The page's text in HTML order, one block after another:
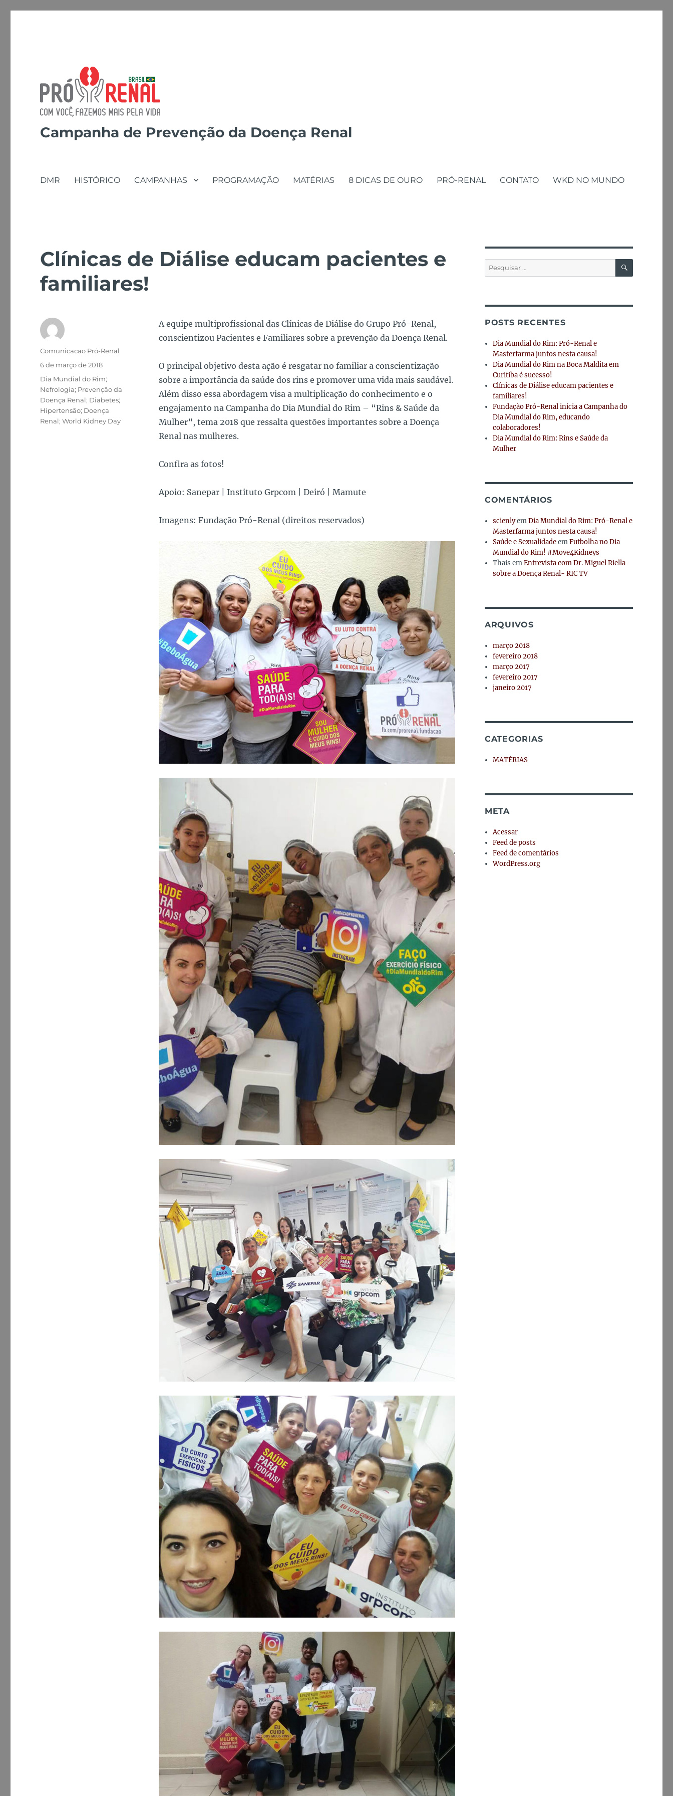
Campanha de Prevenção da Doença Renal
DMR HISTÓRICO CAMPANHAS PROGRAMAÇÃO MATÉRIAS 8 DICAS DE OURO PRÓ-RENAL CONTATO WKD NO MUNDO
Clínicas de Diálise educam pacientes e
familiares!
A equipe multiprofissional das Clínicas de Diálise do Grupo Pró-Renal,
conscientizou Pacientes e Familiares sobre a prevenção da Doença Renal.
O principal objetivo desta ação é resgatar no familiar a conscientização
sobre a importância da saúde dos rins e promover uma vida mais saudável.
Além disso essa abordagem visa a multiplicação do conhecimento e o
engajamento na Campanha do Dia Mundial do Rim – “Rins & Saúde da
Mulher”, tema 2018 que ressalta questões importantes sobre a Doença
Renal nas mulheres.
Confira as fotos!
Apoio: Sanepar | Instituto Grpcom | Deiró | Mamute
Imagens: Fundação Pró-Renal (direitos reservados)
Autor
Comunicacao Pró-Renal
Publicado
em
6 de março de 2018
Tags
Dia Mundial do Rim;
Nefrologia; Prevenção da
Doença Renal; Diabetes;
Hipertensão; Doença
Renal; World Kidney Day
Pesquisar
por:
POSTS RECENTES
Dia Mundial do Rim: Pró-Renal e
Masterfarma juntos nesta causa!
Dia Mundial do Rim na Boca Maldita em
Curitiba é sucesso!
Clínicas de Diálise educam pacientes e
familiares!
Fundação Pró-Renal inicia a Campanha do
Dia Mundial do Rim, educando
colaboradores!
Dia Mundial do Rim: Rins e Saúde da
Mulher
COMENTÁRIOS
scienlyemDia Mundial do Rim: Pró-Renal e
Masterfarma juntos nesta causa!
Saúde e SexualidadeemFutbolha no Dia
Mundial do Rim! #Move4Kidneys
Thais emEntrevista com Dr. Miguel Riella
sobre a Doença Renal- RIC TV
ARQUIVOS
março 2018
fevereiro 2018
março 2017
fevereiro 2017
janeiro 2017
CATEGORIAS
MATÉRIAS
META
Acessar
Feed de posts
Feed de comentários
WordPress.org